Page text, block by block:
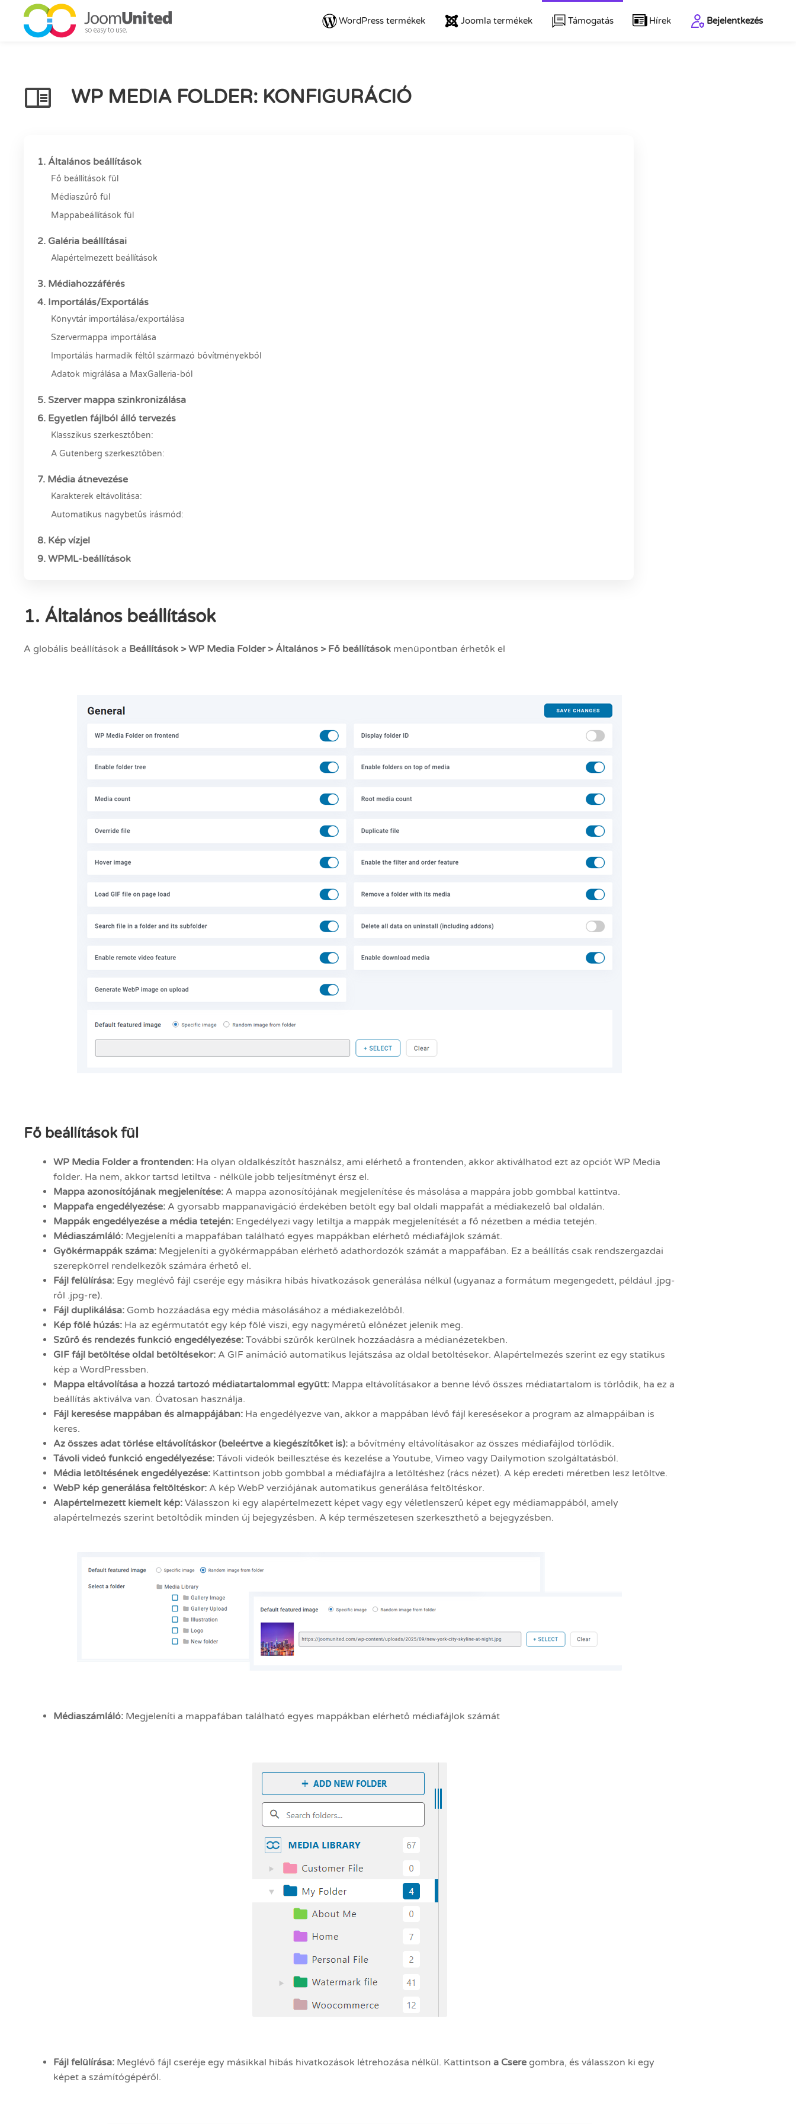
Ugrás a fő tartalomhoz
WordPress termékek Joomla termékek Támogatás Hírek Bejelentkezés
WP MEDIA FOLDER: KONFIGURÁCIÓ
1. Általános beállítások
Fő beállítások fül
Médiaszűrő fül
Mappabeállítások fül
2. Galéria beállításai
Alapértelmezett beállítások
3. Médiahozzáférés
4. Importálás/Exportálás
Könyvtár importálása/exportálása
Szervermappa importálása
Importálás harmadik féltől származó bővítményekből
Adatok migrálása a MaxGalleria-ból
5. Szerver mappa szinkronizálása
6. Egyetlen fájlból álló tervezés
Klasszikus szerkesztőben:
A Gutenberg szerkesztőben:
7. Média átnevezése
Karakterek eltávolítása:
Automatikus nagybetűs írásmód:
8. Kép ​​vízjel
9. WPML-beállítások
1. Általános beállítások
A globális beállítások a Beállítások > WP Media Folder > Általános > Fő beállítások menüpontban érhetők el
Fő beállítások fül
WP Media Folder a frontenden: Ha olyan oldalkészítőt használsz, ami elérhető a frontenden, akkor aktiválhatod ezt az opciót WP Media
folder. Ha nem, akkor tartsd letiltva - nélküle jobb teljesítményt érsz el.
Mappa azonosítójának megjelenítése: A mappa azonosítójának megjelenítése és másolása a mappára jobb gombbal kattintva.
Mappafa engedélyezése: A gyorsabb mappanavigáció érdekében betölt egy bal oldali mappafát a médiakezelő bal oldalán.
Mappák engedélyezése a média tetején: Engedélyezi vagy letiltja a mappák megjelenítését a fő nézetben a média tetején.
Médiaszámláló: Megjeleníti a mappafában található egyes mappákban elérhető médiafájlok számát.
Gyökérmappák száma: Megjeleníti a gyökérmappában elérhető adathordozók számát a mappafában. Ez a beállítás csak rendszergazdai
szerepkörrel rendelkezők számára érhető el.
Fájl felülírása: Egy meglévő fájl cseréje egy másikra hibás hivatkozások generálása nélkül (ugyanaz a formátum megengedett, például .jpg-
ről .jpg-re).
Fájl duplikálása: Gomb hozzáadása egy média másolásához a médiakezelőből.
Kép fölé húzás: Ha az egérmutatót egy kép fölé viszi, egy nagyméretű előnézet jelenik meg.
Szűrő és rendezés funkció engedélyezése: További szűrők kerülnek hozzáadásra a médianézetekben.
GIF fájl betöltése oldal betöltésekor: A GIF animáció automatikus lejátszása az oldal betöltésekor. Alapértelmezés szerint ez egy statikus
kép a WordPressben.
Mappa eltávolítása a hozzá tartozó médiatartalommal együtt: Mappa eltávolításakor a benne lévő összes médiatartalom is törlődik, ha ez a
beállítás aktiválva van. Óvatosan használja.
Fájl keresése mappában és almappájában: Ha engedélyezve van, akkor a mappában lévő fájl keresésekor a program az almappáiban is
keres.
Az összes adat törlése eltávolításkor (beleértve a kiegészítőket is): a bővítmény eltávolításakor az összes médiafájlod törlődik.
Távoli videó funkció engedélyezése: Távoli videók beillesztése és kezelése a Youtube, Vimeo vagy Dailymotion szolgáltatásból.
Média letöltésének engedélyezése: Kattintson jobb gombbal a médiafájlra a letöltéshez (rács nézet). A kép eredeti méretben lesz letöltve.
WebP kép generálása feltöltéskor: A kép WebP verziójának automatikus generálása feltöltéskor.
Alapértelmezett kiemelt kép: Válasszon ki egy alapértelmezett képet vagy egy véletlenszerű képet egy médiamappából, amely
alapértelmezés szerint betöltődik minden új bejegyzésben. A kép természetesen szerkeszthető a bejegyzésben.
Médiaszámláló: Megjeleníti a mappafában található egyes mappákban elérhető médiafájlok számát
Fájl felülírása: Meglévő fájl cseréje egy másikkal hibás hivatkozások létrehozása nélkül. Kattintson a Csere gombra, és válasszon ki egy
képet a számítógépéről.